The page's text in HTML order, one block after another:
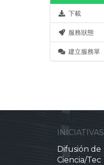
下載
服務狀態
建立服務單
INICIATIVAS
Difusión de
Ciencia/Tec